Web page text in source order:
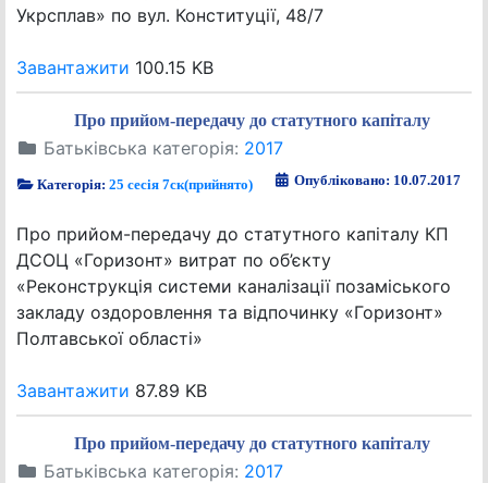
Укрсплав» по вул. Конституції, 48/7
Завантажити 100.15 KB
Про прийом-передачу до статутного капіталу
Батьківська категорія: 2017
Категорія:25 сесія 7ск(прийнято) Опубліковано: 10.07.2017
Про прийом-передачу до статутного капіталу КП
ДСОЦ «Горизонт» витрат по об’єкту
«Реконструкція системи каналізації позаміського
закладу оздоровлення та відпочинку «Горизонт»
Полтавської області»
Завантажити 87.89 KB
Про прийом-передачу до статутного капіталу
Батьківська категорія: 2017